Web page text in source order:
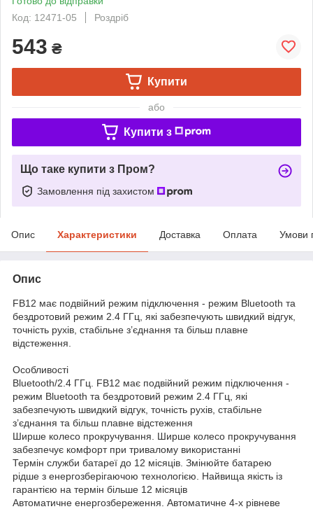
Код: 12471-05
Роздріб
543 ₴
Купити
або
Купити з
Що таке купити з Пром?
Замовлення під захистом
Опис Характеристики Доставка Оплата Умови
Опис
FB12 має подвійний режим підключення - режим Bluetooth та
бездротовий режим 2.4 ГГц, які забезпечують швидкий відгук,
точність рухів, стабільне з’єднання та більш плавне
відстеження.
Особливості
Bluetooth/2.4 ГГц. FB12 має подвійний режим підключення -
режим Bluetooth та бездротовий режим 2.4 ГГц, які
забезпечують швидкий відгук, точність рухів, стабільне
з’єднання та більш плавне відстеження
Ширше колесо прокручування. Ширше колесо прокручування
забезпечує комфорт при тривалому використанні
Термін служби батареї до 12 місяців. Змінюйте батарею
рідше з енергозберігаючою технологією. Найвища якість із
гарантією на термін більше 12 місяців
Автоматичне енергозбереження. Автоматичне 4-х рівневе